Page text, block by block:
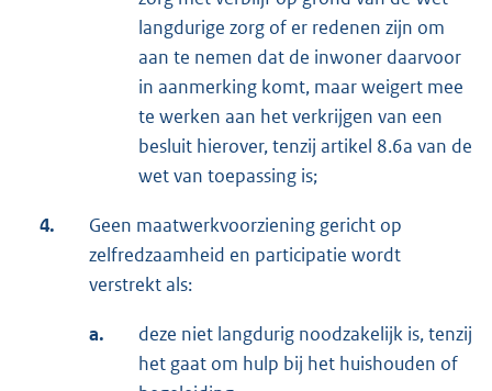
langdurige zorg of er redenen zijn om
aan te nemen dat de inwoner daarvoor
in aanmerking komt, maar weigert mee
te werken aan het verkrijgen van een
besluit hierover, tenzij artikel 8.6a van de
wet van toepassing is;
4.
Geen maatwerkvoorziening gericht op
zelfredzaamheid en participatie wordt
verstrekt als:
a.
deze niet langdurig noodzakelijk is, tenzij
het gaat om hulp bij het huishouden of